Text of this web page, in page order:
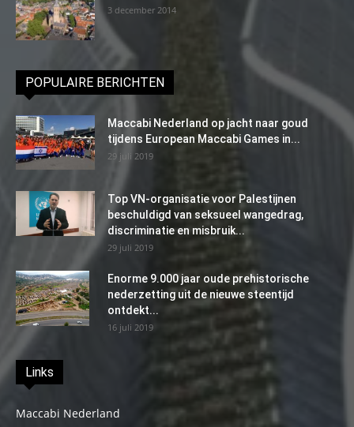
3 december 2014
POPULAIRE BERICHTEN
Maccabi Nederland op jacht naar goud
tijdens European Maccabi Games in...
29 juli 2019
Top VN-organisatie voor Palestijnen
beschuldigd van seksueel wangedrag,
discriminatie en misbruik...
29 juli 2019
Enorme 9.000 jaar oude prehistorische
nederzetting uit de nieuwe steentijd
ontdekt...
16 juli 2019
Links
Maccabi Nederland